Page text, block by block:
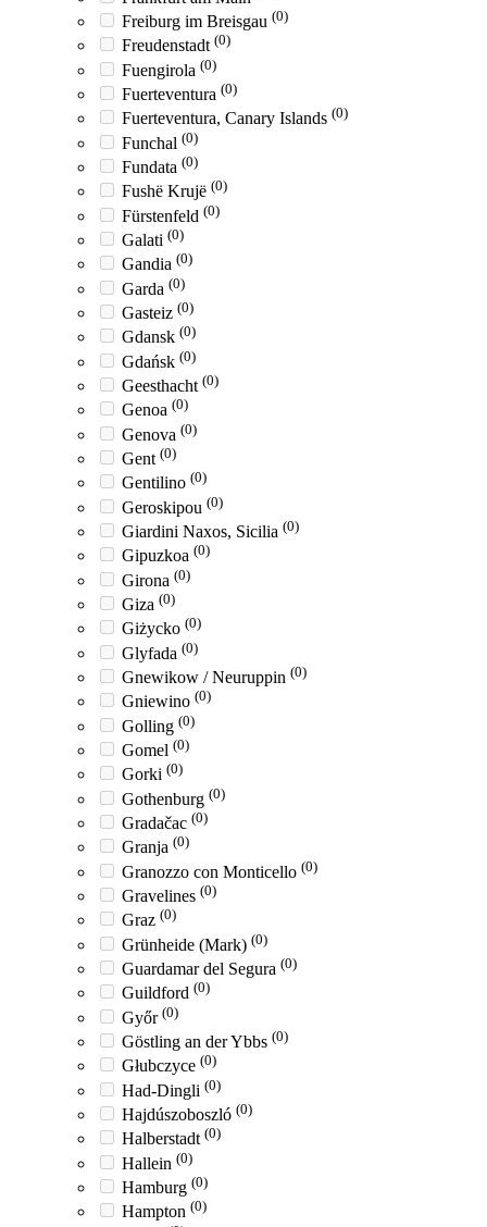
Freiburg im Breisgau (0)
Freudenstadt (0)
Fuengirola (0)
Fuerteventura (0)
Fuerteventura, Canary Islands (0)
Funchal (0)
Fundata (0)
Fushë Krujë (0)
Fürstenfeld (0)
Galati (0)
Gandia (0)
Garda (0)
Gasteiz (0)
Gdansk (0)
Gdańsk (0)
Geesthacht (0)
Genoa (0)
Genova (0)
Gent (0)
Gentilino (0)
Geroskipou (0)
Giardini Naxos, Sicilia (0)
Gipuzkoa (0)
Girona (0)
Giza (0)
Giżycko (0)
Glyfada (0)
Gnewikow / Neuruppin (0)
Gniewino (0)
Golling (0)
Gomel (0)
Gorki (0)
Gothenburg (0)
Gradačac (0)
Granja (0)
Granozzo con Monticello (0)
Gravelines (0)
Graz (0)
Grünheide (Mark) (0)
Guardamar del Segura (0)
Guildford (0)
Győr (0)
Göstling an der Ybbs (0)
Głubczyce (0)
Had-Dingli (0)
Hajdúszoboszló (0)
Halberstadt (0)
Hallein (0)
Hamburg (0)
Hampton (0)